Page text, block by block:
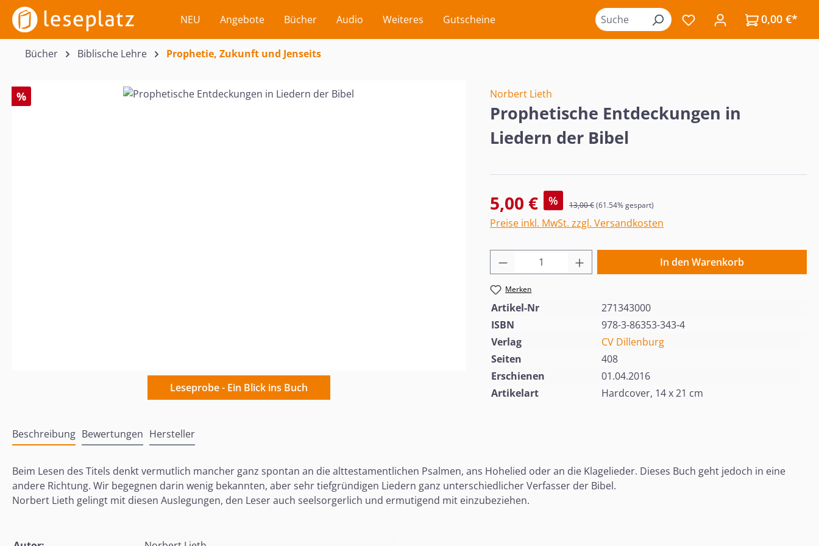
Hauptinhalt springen
Zur Suche springen
Zur Hauptnavigation springen NEU Angebote Bücher Audio Weiteres Gutscheine Du hast 0 Produkte auf
0,00 €*
Bücher Biblische Lehre Prophetie, Zukunft und Jenseits
%
Bildergalerie überspringen
Leseprobe - Ein Blick ins Buch
Norbert Lieth
Prophetische Entdeckungen in
Liedern der Bibel
Verkaufspreis:
5,00 € % Regulärer Preis:
13,00 €(61.54% gespart)
Preise inkl. MwSt. zzgl. Versandkosten
Produkt Anzahl: Gib den gewünschten Wert
In den Warenkorb
Merken
Artikel-Nr
271343000
ISBN
978-3-86353-343-4
Verlag
CV Dillenburg
Seiten
408
Erschienen
01.04.2016
Artikelart
Hardcover, 14 x 21 cm
Beschreibung Bewertungen Hersteller
Beim Lesen des Titels denkt vermutlich mancher ganz spontan an die alttestamentlichen Psalmen, ans Hohelied oder an die Klagelieder. Dieses Buch geht jedoch in eine
andere Richtung. Wir begegnen darin wenig bekannten, aber sehr tiefgründigen Liedern ganz unterschiedlicher Verfasser der Bibel.
Norbert Lieth gelingt mit diesen Auslegungen, den Leser auch seelsorgerlich und ermutigend mit einzubeziehen.